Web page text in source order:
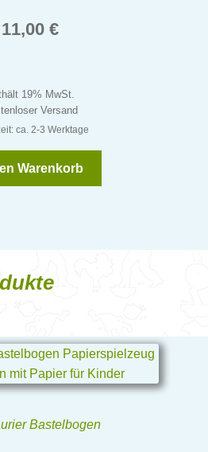
11,00 €
19% MwSt.
Versand
ca. 2-3 Werktage
Warenkorb
Bastelbogen